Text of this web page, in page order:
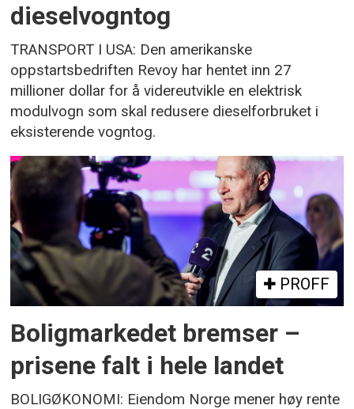
dieselvogntog
TRANSPORT I USA: Den amerikanske
oppstartsbedriften Revoy har hentet inn 27
millioner dollar for å videreutvikle en elektrisk
modulvogn som skal redusere dieselforbruket i
eksisterende vogntog.
PROFF
Boligmarkedet bremser –
prisene falt i hele landet
BOLIGØKONOMI: Eiendom Norge mener høy rente